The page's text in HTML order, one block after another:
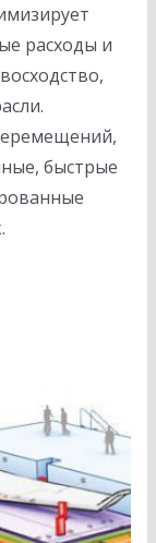
расходы и
быстрые